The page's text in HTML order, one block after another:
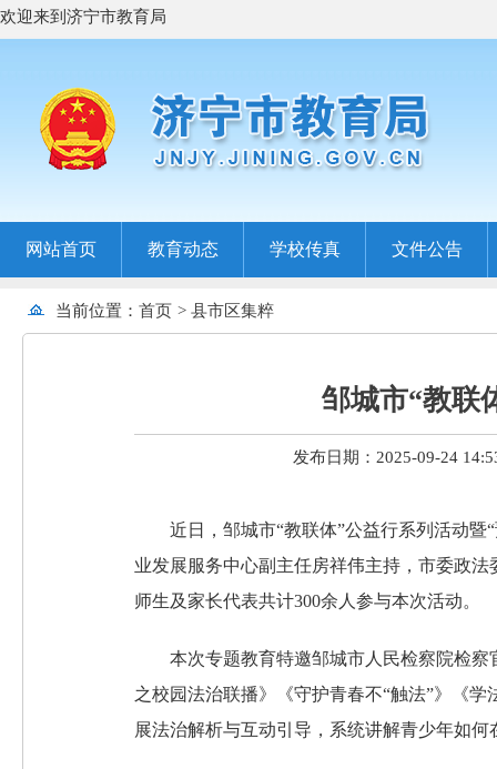
欢迎来到济宁市教育局
网站首页 教育动态 学校传真 文件公告
当前位置： 首页 > 县市区集粹
邹城市“教联
发布日期：2025-09-24
近日，邹城市“教联体”公益行系列活动
业发展服务中心副主任房祥伟主持，市委政
师生及家长代表共计300余人参与本次活动。
本次专题教育特邀邹城市人民检察院检
之校园法治联播》《守护青春不“触法”》《
展法治解析与互动引导，系统讲解青少年如